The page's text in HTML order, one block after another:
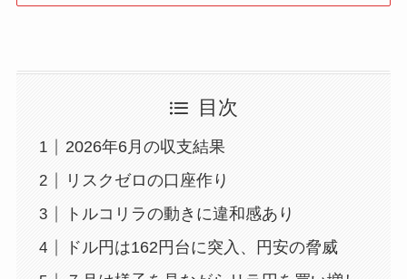
目次
2026年6月の収支結果
リスクゼロの口座作り
トルコリラの動きに違和感あり
ドル円は162円台に突入、円安の脅威